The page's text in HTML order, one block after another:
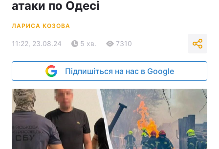
атаки по Одесі
ЛАРИСА КОЗОВА
11:22, 23.08.24 5 хв. 7310
Підпишіться на нас в Google